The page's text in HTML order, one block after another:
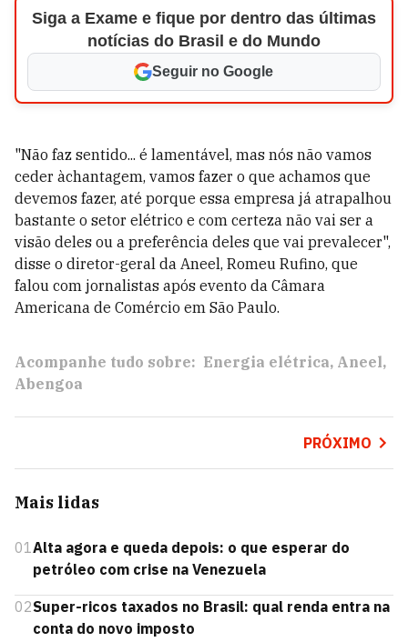
Siga a Exame e fique por dentro das últimas
notícias do Brasil e do Mundo
Seguir no Google
"Não faz sentido... é lamentável, mas nós não vamos
ceder àchantagem, vamos fazer o que achamos que
devemos fazer, até porque essa empresa já atrapalhou
bastante o setor elétrico e com certeza não vai ser a
visão deles ou a preferência deles que vai prevalecer",
disse o diretor-geral da Aneel, Romeu Rufino, que
falou com jornalistas após evento da Câmara
Americana de Comércio em São Paulo.
Acompanhe tudo sobre: Energia elétrica Aneel
Abengoa
PRÓXIMO
Mais lidas
01Alta agora e queda depois: o que esperar do
petróleo com crise na Venezuela
02Super-ricos taxados no Brasil: qual renda entra na
conta do novo imposto